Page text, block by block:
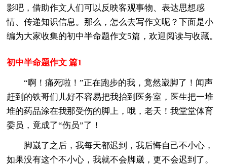
影吧，借助作文人们可以反映客观事物、表达思想感
情、传递知识信息。那么，怎么去写作文呢？下面是小
编为大家收集的初中半命题作文5篇，欢迎阅读与收藏。
初中半命题作文 篇1
“啊！痛死啦！”正在跑步的我，竟然崴脚了！闻声
赶到的铁哥们儿好不容易把我抬到医务室，医生把一堆
堆的药品涂在我那受伤的脚上，哦，老天！我堂堂体育
委员，竟成了“伤员”了！
脚崴了之后，我每天都迟到，我后悔自己不小心，
如果没有这个不小心，我就不会脚崴，更不会迟到了。